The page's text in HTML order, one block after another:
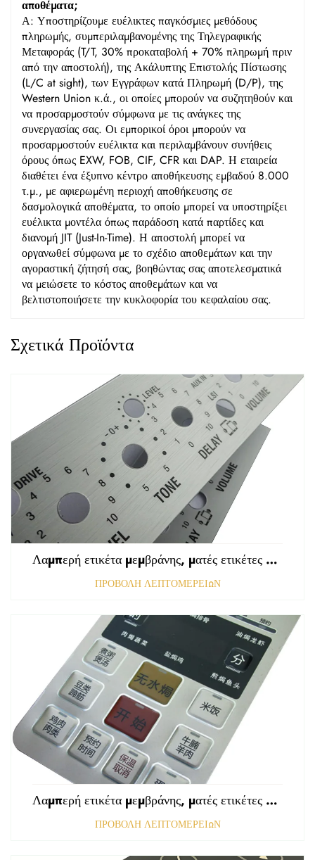
αποθέματα;
Α: Υποστηρίζουμε ευέλικτες παγκόσμιες μεθόδους
πληρωμής, συμπεριλαμβανομένης της Τηλεγραφικής
Μεταφοράς (T/T, 30% προκαταβολή + 70% πληρωμή πριν
από την αποστολή), της Ακάλυπτης Επιστολής Πίστωσης
(L/C at sight), των Εγγράφων κατά Πληρωμή (D/P), της
Western Union κ.ά., οι οποίες μπορούν να συζητηθούν και
να προσαρμοστούν σύμφωνα με τις ανάγκες της
συνεργασίας σας. Οι εμπορικοί όροι μπορούν να
προσαρμοστούν ευέλικτα και περιλαμβάνουν συνήθεις
όρους όπως EXW, FOB, CIF, CFR και DAP. Η εταιρεία
διαθέτει ένα έξυπνο κέντρο αποθήκευσης εμβαδού 8.000
τ.μ., με αφιερωμένη περιοχή αποθήκευσης σε
δασμολογικά αποθέματα, το οποίο μπορεί να υποστηρίξει
ευέλικτα μοντέλα όπως παράδοση κατά παρτίδες και
διανομή JIT (Just-In-Time). Η αποστολή μπορεί να
οργανωθεί σύμφωνα με το σχέδιο αποθεμάτων και την
αγοραστική ζήτησή σας, βοηθώντας σας αποτελεσματικά
να μειώσετε το κόστος αποθεμάτων και να
βελτιστοποιήσετε την κυκλοφορία του κεφαλαίου σας.
Σχετικά Προϊόντα
Λαμπερή ετικέτα μεμβράνης, ματές ετικέτες εμπρόσθιου πίνακα ελέγχου, ανάγλυφη γραφική επικάλυψη πολυκαρβονικού
ΠΡΟΒΟΛΗ ΛΕΠΤΟΜΕΡΕΙΩΝ
Λαμπερή ετικέτα μεμβράνης, ματές ετικέτες εμπρόσθιου πίνακα ελέγχου, ανάγλυφες ετικέτες πολυκαρβονικού, γραφικές επικαλύψεις
ΠΡΟΒΟΛΗ ΛΕΠΤΟΜΕΡΕΙΩΝ